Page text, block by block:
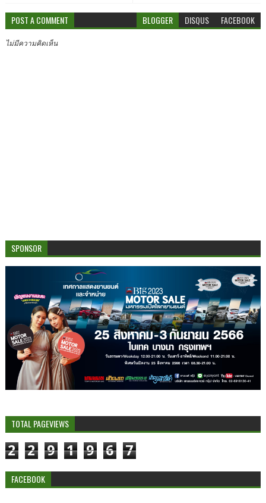
POST A COMMENT BLOGGER DISQUS FACEBOOK
ไม่มีความคิดเห็น
SPONSOR
TOTAL PAGEVIEWS
2 2 9 1 9 6 7
FACEBOOK